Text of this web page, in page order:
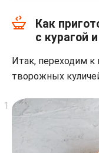
Как
с курагой
Итак, переходим к
творожных